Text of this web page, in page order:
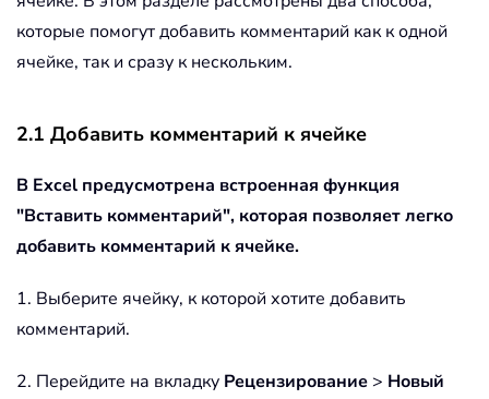
которые помогут добавить комментарий как к одной
ячейке, так и сразу к нескольким.
2.1 Добавить комментарий к ячейке
В Excel предусмотрена встроенная функция
"Вставить комментарий", которая позволяет легко
добавить комментарий к ячейке.
1. Выберите ячейку, к которой хотите добавить
комментарий.
2. Перейдите на вкладку Рецензирование > Новый